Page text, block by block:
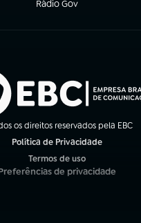
Rádio Gov
(abre em nova aba)
os direitos reservados pela EBC
Política de Privacidade
Termos de uso
(abre em nova aba)
de privacidade